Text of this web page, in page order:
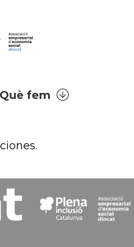
Què fem